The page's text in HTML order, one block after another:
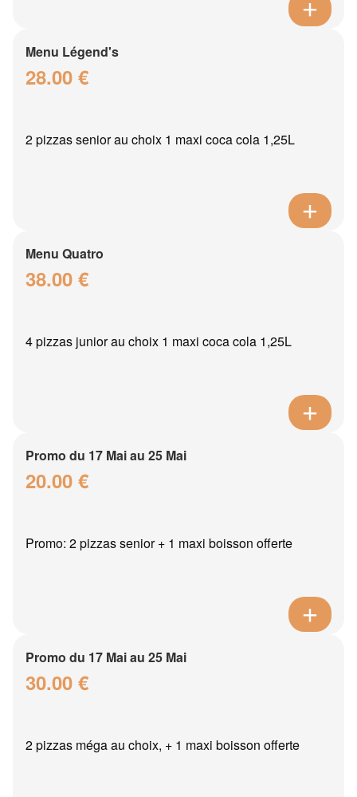
Menu Légend's
28.00 €
2 pizzas senior au choix 1 maxi coca cola 1,25L
Menu Quatro
38.00 €
4 pizzas junior au choix 1 maxi coca cola 1,25L
Promo du 17 Mai au 25 Mai
20.00 €
Promo: 2 pizzas senior + 1 maxi boisson offerte
Promo du 17 Mai au 25 Mai
30.00 €
2 pizzas méga au choix, + 1 maxi boisson offerte